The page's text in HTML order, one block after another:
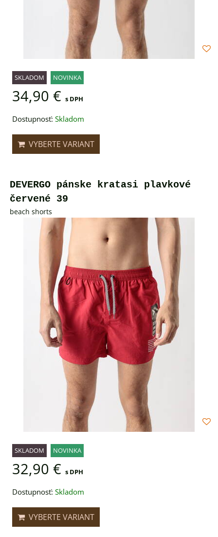
SKLADOM NOVINKA
34,90 € s DPH
Dostupnosť: Skladom
VYBERTE VARIANT
DEVERGO pánske kratasi plavkové
červené 39
beach shorts
SKLADOM NOVINKA
32,90 € s DPH
Dostupnosť: Skladom
VYBERTE VARIANT